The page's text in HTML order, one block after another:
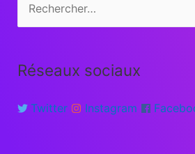
Réseaux sociaux
Twitter Instagram